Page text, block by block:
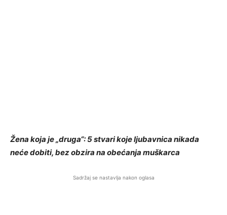
Žena koja je „druga“: 5 stvari koje ljubavnica nikada
neće dobiti, bez obzira na obećanja muškarca
Sadržaj se nastavlja nakon oglasa